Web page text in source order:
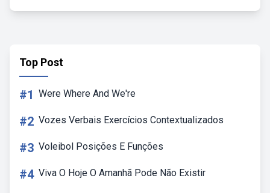
Top Post
#1 Were Where And We're
#2 Vozes Verbais Exercícios Contextualizados
#3 Voleibol Posições E Funções
#4 Viva O Hoje O Amanhã Pode Não Existir